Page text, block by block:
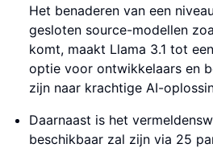
Het benaderen van een
gesloten source-modellen
komt, maakt Llama 3.1 tot
optie voor ontwikkelaars en
zijn naar krachtige AI-
Daarnaast is het
beschikbaar zal zijn via 25